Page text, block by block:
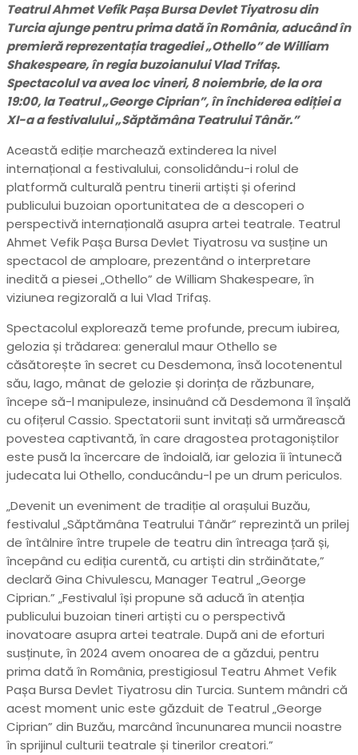
Teatrul Ahmet Vefik Pașa Bursa Devlet Tiyatrosu din
Turcia ajunge pentru prima dată în România, aducând în
premieră reprezentația tragediei „Othello” de William
Shakespeare, în regia buzoianului Vlad Trifaș.
Spectacolul va avea loc vineri, 8 noiembrie, de la ora
19:00, la Teatrul „George Ciprian”, în închiderea ediției a
XI-a a festivalului „Săptămâna Teatrului Tânăr.”
Această ediție marchează extinderea la nivel
internațional a festivalului, consolidându-i rolul de
platformă culturală pentru tinerii artiști și oferind
publicului buzoian oportunitatea de a descoperi o
perspectivă internațională asupra artei teatrale. Teatrul
Ahmet Vefik Pașa Bursa Devlet Tiyatrosu va susține un
spectacol de amploare, prezentând o interpretare
inedită a piesei „Othello” de William Shakespeare, în
viziunea regizorală a lui Vlad Trifaș.
Spectacolul explorează teme profunde, precum iubirea,
gelozia și trădarea: generalul maur Othello se
căsătorește în secret cu Desdemona, însă locotenentul
său, Iago, mânat de gelozie și dorința de răzbunare,
începe să-l manipuleze, insinuând că Desdemona îl înșală
cu ofițerul Cassio. Spectatorii sunt invitați să urmărească
povestea captivantă, în care dragostea protagoniștilor
este pusă la încercare de îndoială, iar gelozia îi întunecă
judecata lui Othello, conducându-l pe un drum periculos.
„Devenit un eveniment de tradiție al orașului Buzău,
festivalul „Săptămâna Teatrului Tânăr” reprezintă un prilej
de întâlnire între trupele de teatru din întreaga țară și,
începând cu ediția curentă, cu artiști din străinătate,”
declară Gina Chivulescu, Manager Teatrul „George
Ciprian.” „Festivalul își propune să aducă în atenția
publicului buzoian tineri artiști cu o perspectivă
inovatoare asupra artei teatrale. După ani de eforturi
susținute, în 2024 avem onoarea de a găzdui, pentru
prima dată în România, prestigiosul Teatru Ahmet Vefik
Pașa Bursa Devlet Tiyatrosu din Turcia. Suntem mândri că
acest moment unic este găzduit de Teatrul „George
Ciprian” din Buzău, marcând încununarea muncii noastre
în sprijinul culturii teatrale și tinerilor creatori.”